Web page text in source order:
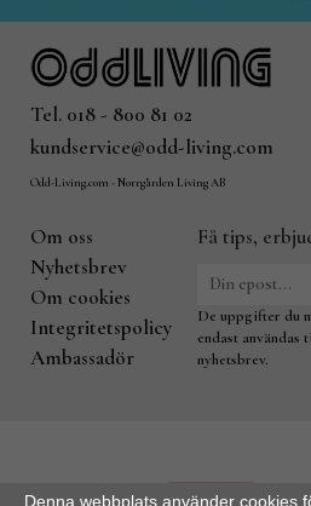
Tel. 018 - 800 81 02
kundservice@odd-living.com
Odd-Living.com - Norrgården Living AB
Om oss
Nyhetsbrev
Om cookies
Integritetspolicy
Ambassadör
Få tips,
De uppgifter du
endast användas
nyhetsbrev.
Denna webbplats använder cookies